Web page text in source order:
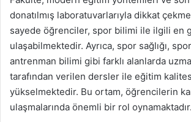
donatılmış laboratuvarlarıyla dikkat
sayede öğrenciler, spor bilimi ile ilgili en
ulaşabilmektedir. Ayrıca, spor sağlığı,
antrenman bilimi gibi farklı alanlarda
tarafından verilen dersler ile eğitim
yükselmektedir. Bu ortam, öğrencilerin
ulaşmalarında önemli bir rol oynamaktadır.